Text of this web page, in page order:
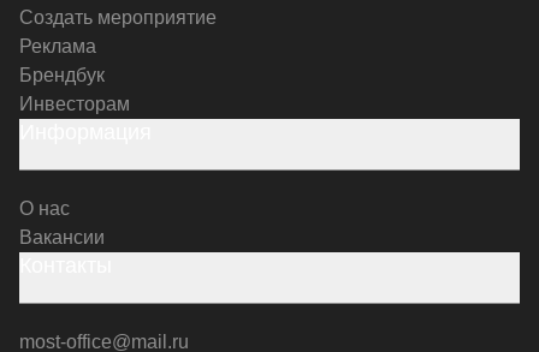
Создать мероприятие
Реклама
Брендбук
Инвесторам
О нас
Вакансии
most-office@mail.ru